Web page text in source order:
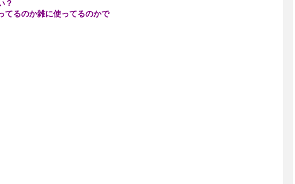
？
てるのか雑に使ってるのかで